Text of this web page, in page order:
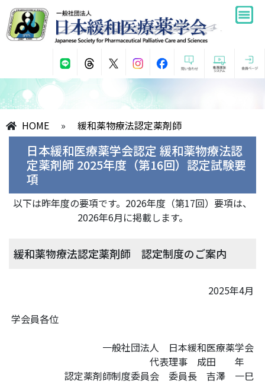
HOME » 緩和薬物療法認定薬剤師
日本緩和医療薬学会認定 緩和薬物療法認
定薬剤師 2025年度（第16回）認定試験要
項
以下は昨年度の要項です。2026年度（第17回）要項は、
2026年6月に掲載します。
緩和薬物療法認定薬剤師 認定制度のご案内
2025年4月
学会員各位
一般社団法人 日本緩和医療薬学会
代表理事 成田 年
認定薬剤師制度委員会 委員長 吉澤 一巳